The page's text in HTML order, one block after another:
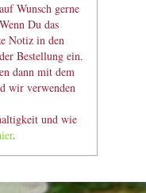
Wunsch gerne
Du das
Notiz in den
Bestellung ein.
dann mit dem
wir verwenden
und wie
.